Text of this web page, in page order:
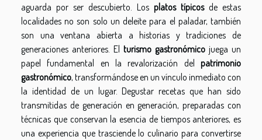
aguarda por ser descubierto. Los platos típicosde estas
localidades no son solo un deleite para el paladar, también
son una ventana abierta a historias y tradiciones de
generaciones anteriores. El turismo gastronómico juega un
papel fundamental en la revalorización del patrimonio
gastronómico, transformándose en un vínculo inmediato con
la identidad de un lugar. Degustar recetas que han sido
transmitidas de generación en generación, preparadas con
técnicas que conservan la esencia de tiempos anteriores, es
una experiencia que trasciende lo culinario para convertirse